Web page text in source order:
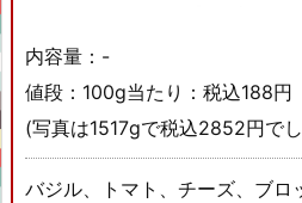
内容量：-
値段：100g当たり：税込188円
(写真は1517gで税込2852円で
バジル、トマト、チーズ、ブロ